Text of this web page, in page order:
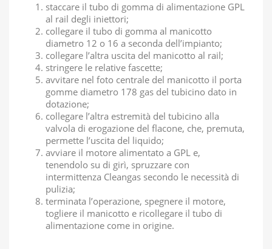
staccare il tubo di gomma di alimentazione GPL
al rail degli iniettori;
collegare il tubo di gomma al manicotto
diametro 12 o 16 a seconda dell’impianto;
collegare l’altra uscita del manicotto al rail;
stringere le relative fascette;
avvitare nel foto centrale del manicotto il porta
gomme diametro 178 gas del tubicino dato in
dotazione;
collegare l’altra estremità del tubicino alla
valvola di erogazione del flacone, che, premuta,
permette l’uscita del liquido;
avviare il motore alimentato a GPL e,
tenendolo su di girì, spruzzare con
intermittenza Cleangas secondo le necessità di
pulizia;
terminata l’operazione, spegnere il motore,
togliere il manicotto e ricollegare il tubo di
alimentazione come in origine.